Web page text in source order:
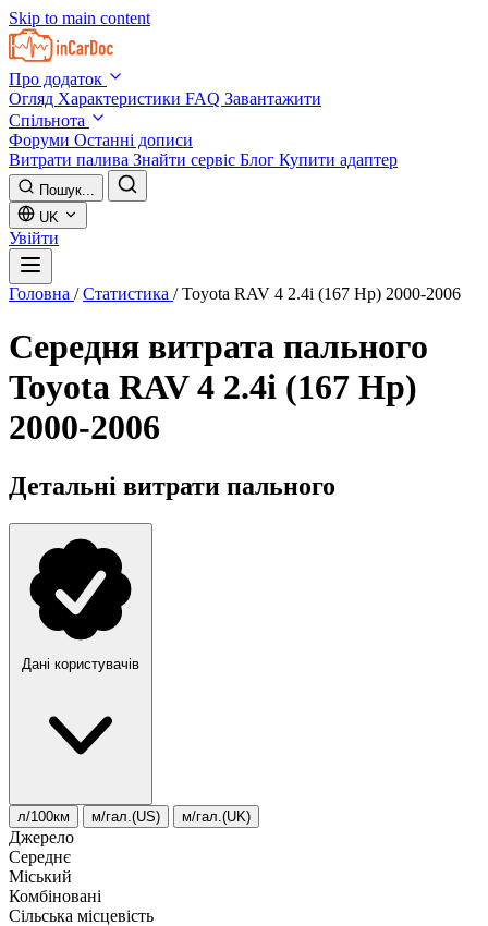
Skip to main content
Про додаток
Огляд Характеристики FAQ Завантажити
Спільнота
Форуми Останні дописи
Витрати палива Знайти сервіс Блог Купити адаптер
Пошук...
UK
Увійти
Головна / Статистика / Toyota RAV 4 2.4i (167 Hp) 2000-2006
Середня витрата пального
Toyota RAV 4 2.4i (167 Hp)
2000-2006
Детальні витрати пального
Дані користувачів
л/100км м/гал.(US) м/гал.(UK)
Джерело
Середнє
Міський
Комбіновані
Сільська місцевість